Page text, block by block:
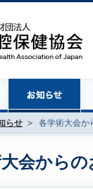
らせ 各学術大会か
会から